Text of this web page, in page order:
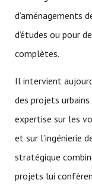
d’aménagements
d’études ou pour
complètes.
Il intervient
des projets
expertise sur les
et sur l’ingénierie
stratégique
projets lui